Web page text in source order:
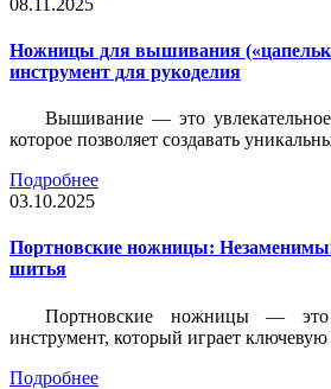
Ножницы для вышивания
инструмент для рукоделия
Вышивание — это увлекательное
которое позволяет создавать
Подробнее
03.10.2025
Портновские ножницы:
шитья
Портновские ножницы — это
инструмент, который играет
Подробнее